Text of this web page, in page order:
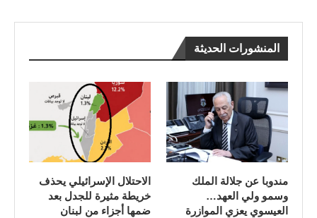
المنشورات الحديثة
مندوبا عن جلالة الملك
وسمو ولي العهد…
العيسوي يعزي الموازرة
الاحتلال الإسرائيلي يحذف
خريطة مثيرة للجدل بعد
ضمها أجزاء من لبنان